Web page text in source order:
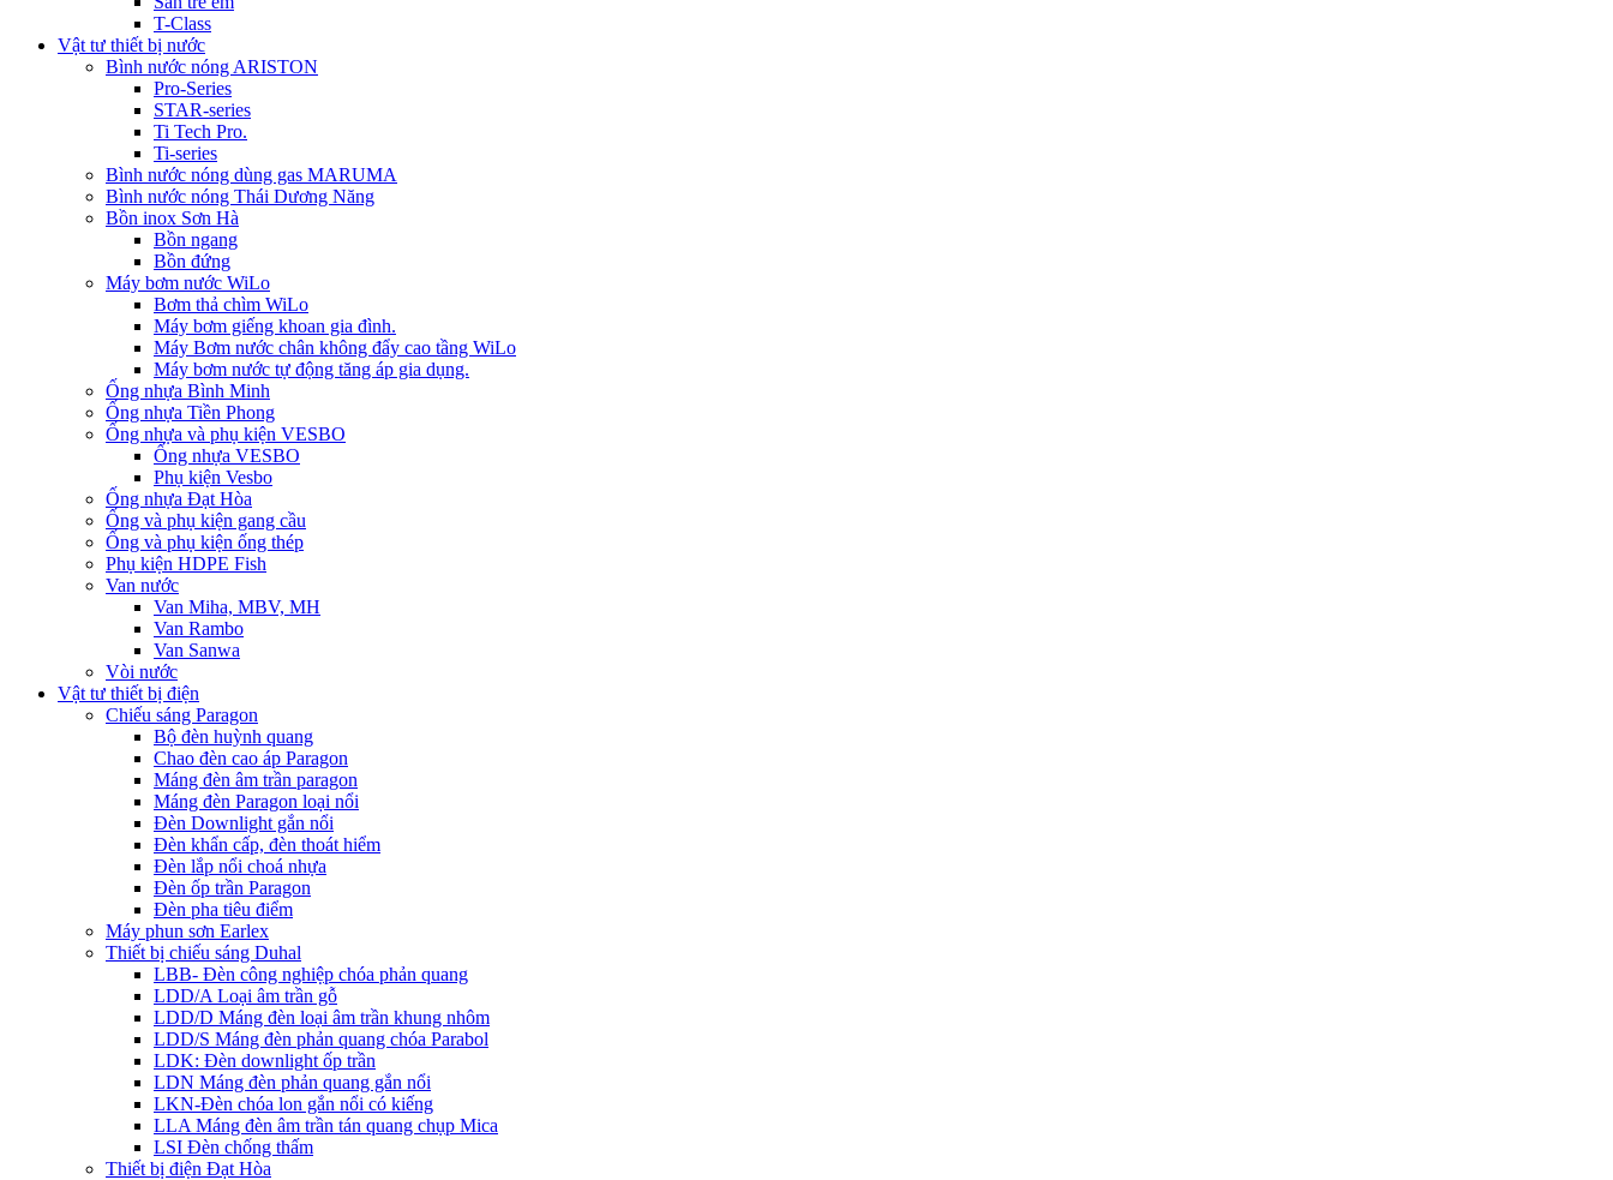
T-Class
Vật tư thiết bị nước
Bình nước nóng ARISTON
Pro-Series
STAR-series
Ti Tech Pro.
Ti-series
Bình nước nóng dùng gas MARUMA
Bình nước nóng Thái Dương Năng
Bồn inox Sơn Hà
Bồn ngang
Bồn đứng
Máy bơm nước WiLo
Bơm thả chìm WiLo
Máy bơm giếng khoan gia đình.
Máy Bơm nước chân không đẩy cao tầng WiLo
Máy bơm nước tự động tăng áp gia dụng.
Ống nhựa Bình Minh
Ống nhựa Tiền Phong
Ống nhựa và phụ kiện VESBO
Ống nhựa VESBO
Phụ kiện Vesbo
Ống nhựa Đạt Hòa
Ống và phụ kiện gang cầu
Ống và phụ kiện ống thép
Phụ kiện HDPE Fish
Van nước
Van Miha, MBV, MH
Van Rambo
Van Sanwa
Vòi nước
Vật tư thiết bị điện
Chiếu sáng Paragon
Bộ đèn huỳnh quang
Chao đèn cao áp Paragon
Máng đèn âm trần paragon
Máng đèn Paragon loại nổi
Đèn Downlight gắn nổi
Đèn khẩn cấp, đèn thoát hiểm
Đèn lắp nổi choá nhựa
Đèn ốp trần Paragon
Đèn pha tiêu điểm
Máy phun sơn Earlex
Thiết bị chiếu sáng Duhal
LBB- Đèn công nghiệp chóa phản quang
LDD/A Loại âm trần gỗ
LDD/D Máng đèn loại âm trần khung nhôm
LDD/S Máng đèn phản quang chóa Parabol
LDK: Đèn downlight ốp trần
LDN Máng đèn phản quang gắn nổi
LKN-Đèn chóa lon gắn nổi có kiếng
LLA Máng đèn âm trần tán quang chụp Mica
LSI Đèn chống thấm
Thiết bị điện Đạt Hòa